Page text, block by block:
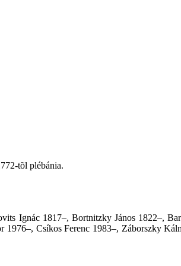
tõl plébánia.
Ignác 1817–, Bortnitzky János 1822–,
Csíkos Ferenc 1983–, Záborszky